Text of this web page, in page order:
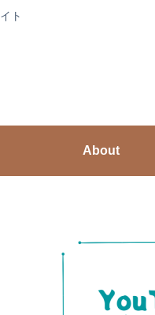
ト
About